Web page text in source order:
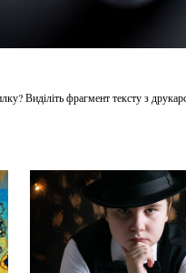
Виділіть фрагмент тексту з